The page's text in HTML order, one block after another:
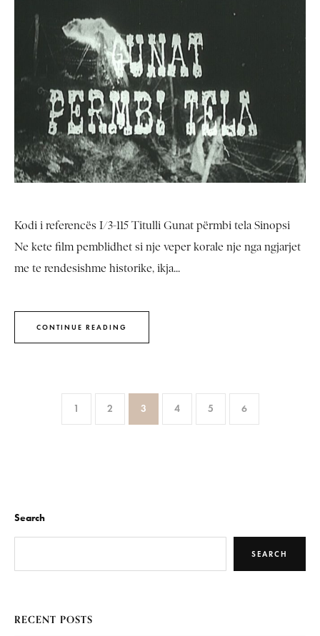
Kodi i referencës I/3-115 Titulli Gunat përmbi tela Sinopsi
Ne kete film pemblidhet si nje veper korale nje nga ngjarjet
me te rendesishme historike, ikja...
CONTINUE READING
1 2 3 4 5 6
Search
SEARCH
RECENT POSTS